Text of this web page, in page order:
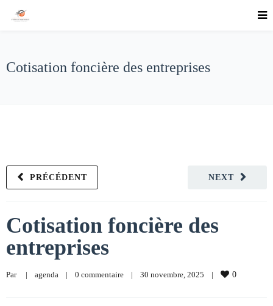
Cotisation foncière des entreprises
NEXT
PRÉCÉDENT
Cotisation foncière des
entreprises
Par | agenda | 0 commentaire | 30 novembre, 2025 | 0